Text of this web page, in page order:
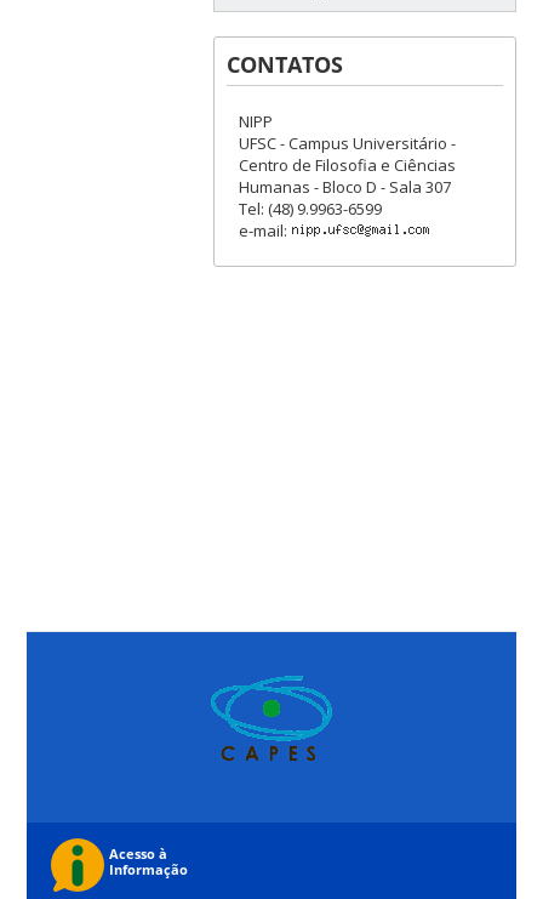
CONTATOS
NIPP
UFSC - Campus Universitário -
Centro de Filosofia e Ciências
Humanas - Bloco D - Sala 307
Tel: (48) 9.9963-6599
e-mail: